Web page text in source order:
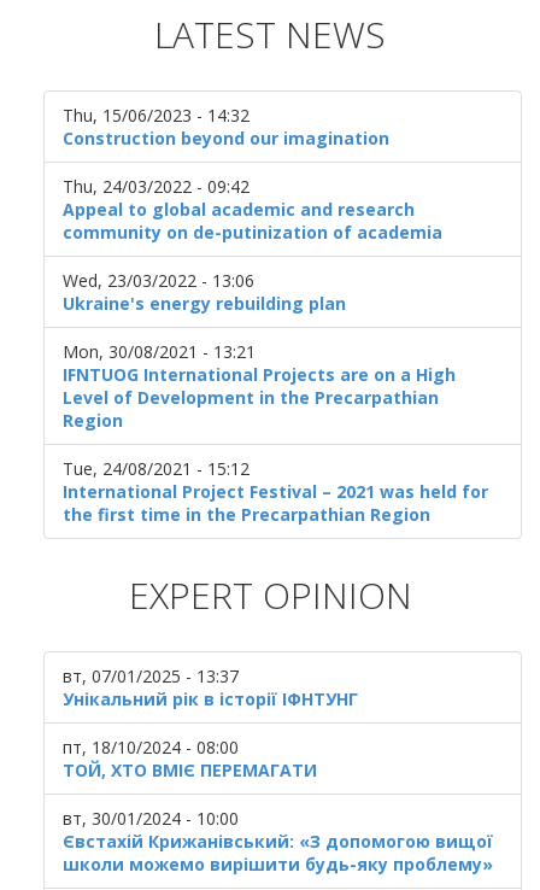
LATEST NEWS
Thu, 15/06/2023 - 14:32
Construction beyond our imagination
Thu, 24/03/2022 - 09:42
Appeal to global academic and research
community on de-putinization of academia
Wed, 23/03/2022 - 13:06
Ukraine's energy rebuilding plan
Mon, 30/08/2021 - 13:21
IFNTUOG International Projects are on a High
Level of Development in the Precarpathian
Region
Tue, 24/08/2021 - 15:12
International Project Festival – 2021 was held for
the first time in the Precarpathian Region
EXPERT OPINION
вт, 07/01/2025 - 13:37
Унікальний рік в історії ІФНТУНГ
пт, 18/10/2024 - 08:00
ТОЙ, ХТО ВМІЄ ПЕРЕМАГАТИ
вт, 30/01/2024 - 10:00
Євстахій Крижанівський: «З допомогою вищої
школи можемо вирішити будь-яку проблему»